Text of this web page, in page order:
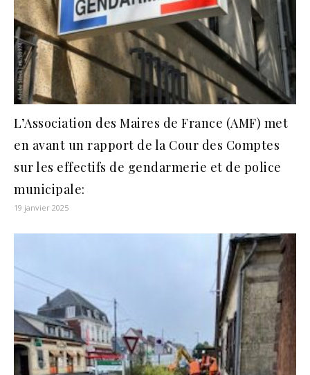
L’Association des Maires de France (AMF) met
en avant un rapport de la Cour des Comptes
sur les effectifs de gendarmerie et de police
municipale:
19 janvier 2025